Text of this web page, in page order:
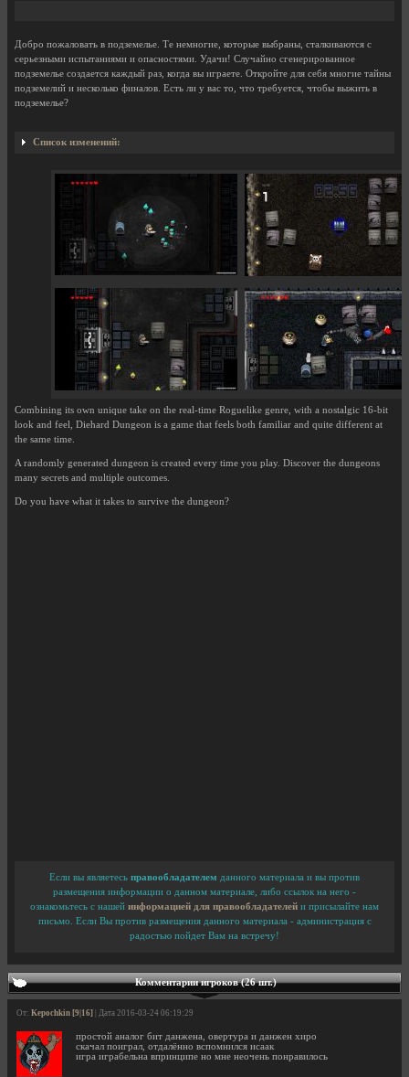
Добро пожаловать в подземелье. Те немногие, которые выбраны, сталкиваются с
серьезными испытаниями и опасностями. Удачи! Случайно сгенерированное
подземелье создается каждый раз, когда вы играете. Откройте для себя многие тайны
подземелий и несколько финалов. Есть ли у вас то, что требуется, чтобы выжить в
подземелье?
Список изменений:
Combining its own unique take on the real-time Roguelike genre, with a nostalgic 16-bit
look and feel, Diehard Dungeon is a game that feels both familiar and quite different at
the same time.
A randomly generated dungeon is created every time you play. Discover the dungeons
many secrets and multiple outcomes.
Do you have what it takes to survive the dungeon?
Если вы являетесь правообладателем данного материала и вы против
размещения информации о данном материале, либо ссылок на него -
ознакомьтесь с нашей информацией для правообладателей и присылайте нам
письмо. Если Вы против размещения данного материала - администрация с
радостью пойдет Вам на встречу!
Комментарии игроков (26 шт.)
От: Kepochkin [9|16] | Дата 2016-03-24 06:19:29
простой аналог бит данжена, овертура и данжен хиро
скачал поиграл, отдалённо вспомнился исаак
игра играбельна впринципе но мне неочень понравилось